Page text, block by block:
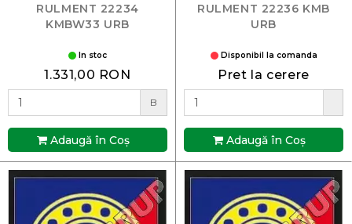
RULMENT 22234
KMBW33 URB
In stoc
1.331,00 RON
B
Adaugă în Coş
RULMENT 22236 KMB
URB
Disponibil la comanda
Pret la cerere
Adaugă în Coş